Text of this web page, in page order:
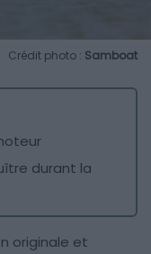
Crédit photo : Samboat
durant la
originale et